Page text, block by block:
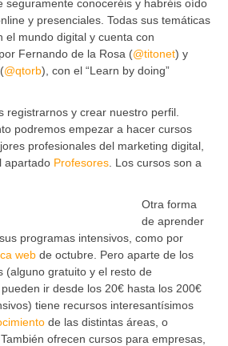
seguramente conoceréis y habréis oído
y presenciales. Todas sus temáticas
el mundo digital y cuenta con
Fernando de la Rosa (@titonet) y
@qtorb), con el “Learn by doing”
registrarnos y crear nuestro perfil.
podremos empezar a hacer cursos
profesionales del marketing digital,
apartado Profesores . Los cursos son a
Otra forma
de aprender
programas intensivos, como por
web de octubre. Pero aparte de los
(alguno gratuito y el resto de
ir desde los 20€ hasta los 200€
tiene recursos interesantísimos
de las distintas áreas, o
. También ofrecen cursos para empresas,